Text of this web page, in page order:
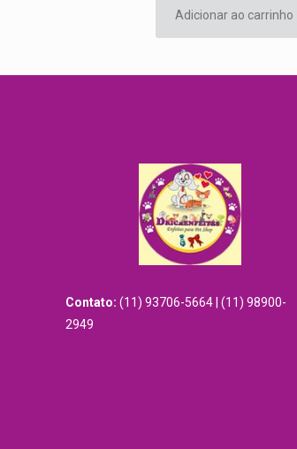
Adicionar ao carrinho
Contato: (11) 93706-5664 | (11) 98900-
2949